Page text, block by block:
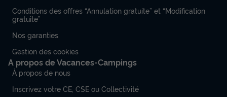
Conditions des offres “Annulation gratuite” et “Modification
gratuite”
Nos garanties
Gestion des cookies
A propos de Vacances-Campings
À propos de nous
Inscrivez votre CE, CSE ou Collectivité